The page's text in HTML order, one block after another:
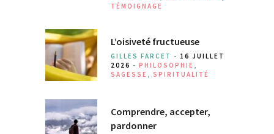
TÉMOIGNAGE
L’oisiveté fructueuse
GILLES FARCET - 16 JUILLET
2026 - PHILOSOPHIE ,
SAGESSE , SPIRITUALITÉ
Comprendre, accepter,
pardonner